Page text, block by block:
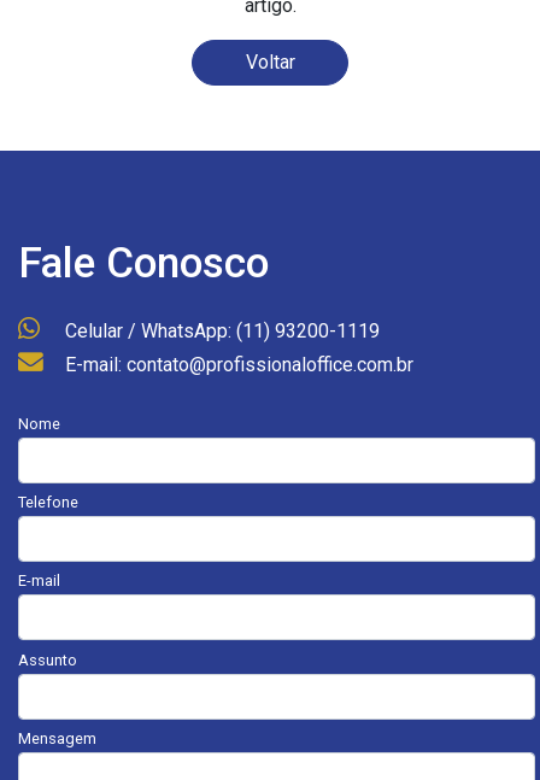
artigo.
Voltar
Fale Conosco
Celular / WhatsApp: (11) 93200-1119
E-mail: contato@profissionaloffice.com.br
Nome
Telefone
E-mail
Assunto
Mensagem